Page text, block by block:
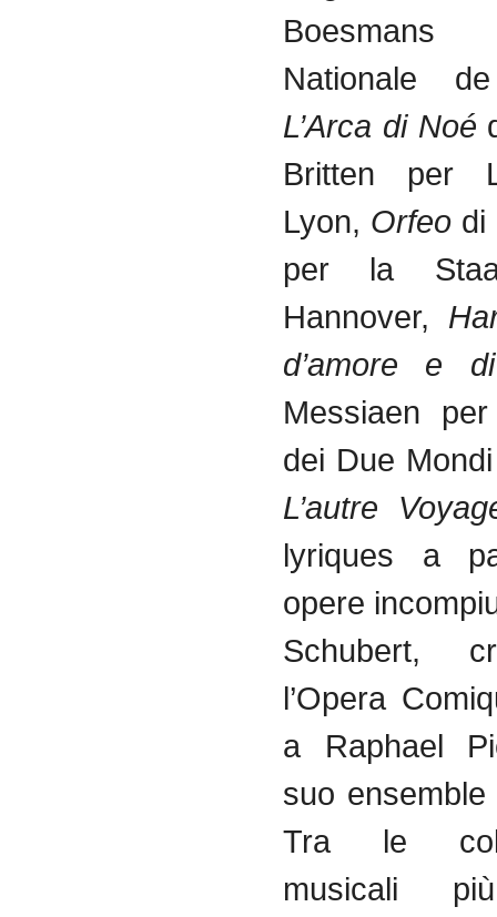
Boesmans
Nationale
L’Arca di Noé
Britten per
Lyon, Orfeo di
per la
Hannover,
d’amore e
Messiaen
dei Due
L’autre
lyriques a
opere
Schubert,
l’Opera
a Raphael
suo ensemble
Tra le
musicali